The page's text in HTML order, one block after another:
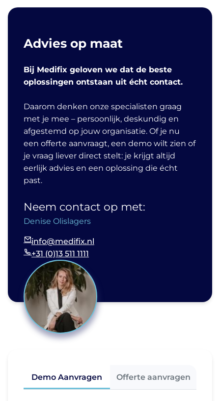
Advies op maat
Bij Medifix geloven we dat de beste
oplossingen ontstaan uit écht contact.
Daarom denken onze specialisten graag
met je mee – persoonlijk, deskundig en
afgestemd op jouw organisatie. Of je nu
een offerte aanvraagt, een demo wilt zien of
je vraag liever direct stelt: je krijgt altijd
eerlijk advies en een oplossing die écht
past.
Neem contact op met:
Denise Olislagers
info@medifix.nl
+31 (0)13 511 1111
Demo Aanvragen Offerte aanvragen